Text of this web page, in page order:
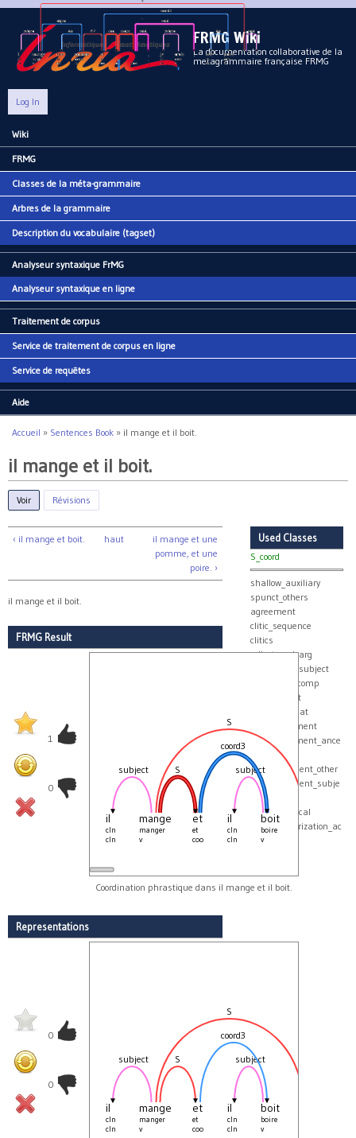
Aller au contenu principal
FRMG Wiki
La documentation collaborative de la
metagrammaire française FRMG
Log In
Main menu
Wiki
FRMG
Classes de la méta-grammaire
Arbres de la grammaire
Description du vocabulaire (tagset)
Analyseur syntaxique FrMG
Analyseur syntaxique en ligne
Traitement de corpus
Service de traitement de corpus en ligne
Service de requêtes
Aide
Vous êtes ici
Accueil » Sentences Book » il mange et il boit.
il mange et il boit.
Voir (onglet actif)
Révisions
‹ il mange et boit. haut
il mange et une
pomme, et une
poire. ›
il mange et il boit.
FRMG Result
1
0
il
cln
cln
mange
manger
v
et
et
coo
il
cln
cln
boit
boire
v
_
void
subject
coord3
S
S
subject
Coordination phrastique dans il mange et il boit.
Representations
0
0
il
cln
cln
mange
manger
v
et
et
coo
il
cln
cln
boit
boire
v
subject
coord3
S
S
subject
Used Classes
S_coord
shallow_auxiliary
spunct_others
agreement
clitic_sequence
clitics
collect_real_arg
collect_real_subject
real_group_comp
true_subject
v_with_subcat
verb_agreement
verb_agreement_ance
stor
verb_argument_other
verb_argument_subje
verb_canonical
verb_categorization_ac
tive